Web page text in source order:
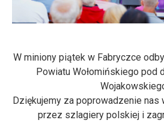
W miniony piątek w Fabryczce
Powiatu Wołomińskiego pod
Dziękujemy za poprowadzenie
przez szlagiery polskiej i